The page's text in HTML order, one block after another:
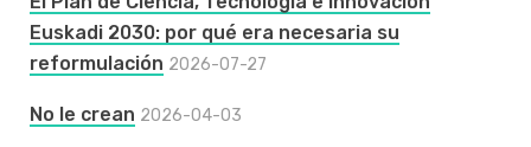
Euskadi 2030: por qué era necesaria su
reformulación 2026-07-27
No le crean 2026-04-03